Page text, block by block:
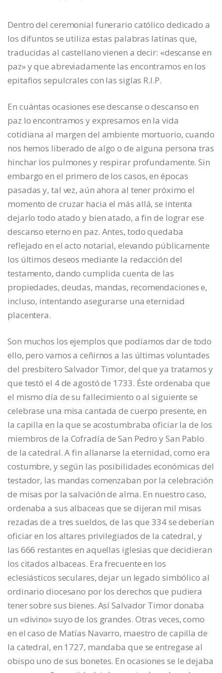
Dentro del ceremonial funerario católico dedicado a
los difuntos se utiliza estas palabras latinas que,
traducidas al castellano vienen a decir: «descanse en
paz» y que abreviadamente las encontramos en los
epitafios sepulcrales con las siglas R.I.P.
En cuántas ocasiones ese descanse o descanso en
paz lo encontramos y expresamos en la vida
cotidiana al margen del ambiente mortuorio, cuando
nos hemos liberado de algo o de alguna persona tras
hinchar los pulmones y respirar profundamente. Sin
embargo en el primero de los casos, en épocas
pasadas y, tal vez, aún ahora al tener próximo el
momento de cruzar hacia el más allá, se intenta
dejarlo todo atado y bien atado, a fin de lograr ese
descanso eterno en paz. Antes, todo quedaba
reflejado en el acto notarial, elevando públicamente
los últimos deseos mediante la redacción del
testamento, dando cumplida cuenta de las
propiedades, deudas, mandas, recomendaciones e,
incluso, intentando asegurarse una eternidad
placentera.
Son muchos los ejemplos que podíamos dar de todo
ello, pero vamos a ceñirnos a las últimas voluntades
del presbítero Salvador Timor, del que ya tratamos y
que testó el 4 de agostó de 1733. Éste ordenaba que
el mismo día de su fallecimiento o al siguiente se
celebrase una misa cantada de cuerpo presente, en
la capilla en la que se acostumbraba oficiar la de los
miembros de la Cofradía de San Pedro y San Pablo
de la catedral. A fin allanarse la eternidad, como era
costumbre, y según las posibilidades económicas del
testador, las mandas comenzaban por la celebración
de misas por la salvación de alma. En nuestro caso,
ordenaba a sus albaceas que se dijeran mil misas
rezadas de a tres sueldos, de las que 334 se deberían
oficiar en los altares privilegiados de la catedral, y
las 666 restantes en aquellas iglesias que decidieran
los citados albaceas. Era frecuente en los
eclesiásticos seculares, dejar un legado simbólico al
ordinario diocesano por los derechos que pudiera
tener sobre sus bienes. Así Salvador Timor donaba
un «divino» suyo de los grandes. Otras veces, como
en el caso de Matías Navarro, maestro de capilla de
la catedral, en 1727, mandaba que se entregase al
obispo uno de sus bonetes. En ocasiones se le dejaba